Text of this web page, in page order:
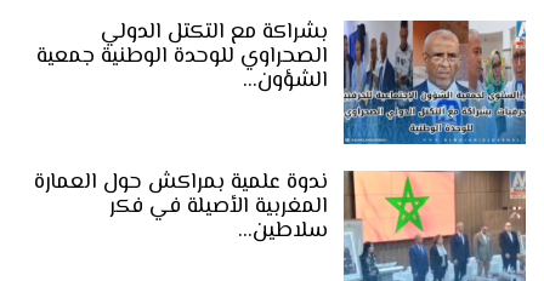
بشراكة مع التكتل الدولي
الصحراوي للوحدة الوطنية جمعية
الشؤون…
ندوة علمية بمراكش حول العمارة
المغربية الأصيلة في فكر
سلاطين…